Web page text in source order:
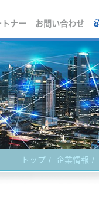
トナー お問い合わせ
トップ 企業情報